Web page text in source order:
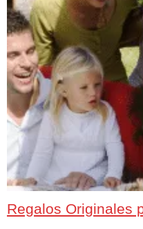
Regalos Originales